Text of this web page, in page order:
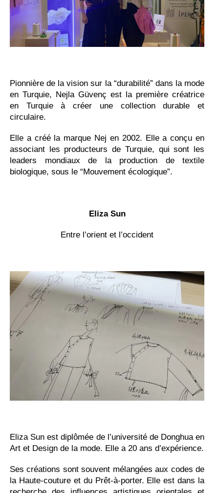
Pionnière de la vision sur la “durabilité” dans la mode
en Turquie, Nejla Güvenç est la première créatrice
en Turquie à créer une collection durable et
circulaire.
Elle a créé la marque Nej en 2002. Elle a conçu en
associant les producteurs de Turquie, qui sont les
leaders mondiaux de la production de textile
biologique, sous le “Mouvement écologique”.
Eliza Sun
Entre l’orient et l’occident
Eliza Sun est diplômée de l’université de Donghua en
Art et Design de la mode. Elle a 20 ans d’expérience.
Ses créations sont souvent mélangées aux codes de
la Haute-couture et du Prêt-à-porter. Elle est dans la